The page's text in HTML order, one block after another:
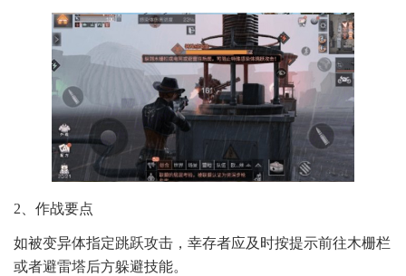
2、作战要点
如被变异体指定跳跃攻击，幸存者应及时按提示前往木栅栏
或者避雷塔后方躲避技能。